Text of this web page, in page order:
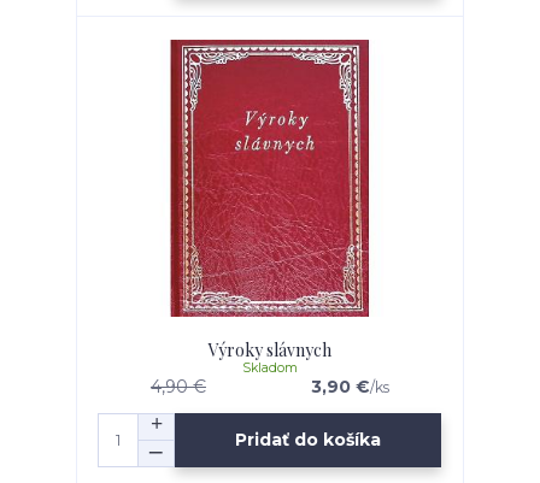
Výroky slávnych
4,90 € 3,90 €/ks
Skladom
Pridať do košíka